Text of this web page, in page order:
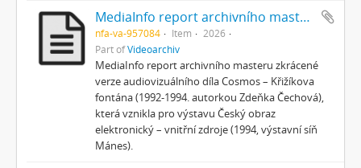
MediaInfo report archivního masteru zkrácené verze
nfa-va-957084 Item
2026
Part ofVideoarchiv
MediaInfo report archivního masteru zkrácené
verze audiovizuálního díla Cosmos – Křižíkova
fontána (1992-1994. autorkou Zdeňka Čechová),
která vznikla pro výstavu Český obraz
elektronický – vnitřní zdroje (1994, výstavní síň
Mánes).